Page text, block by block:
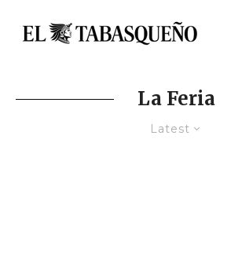
La Feria
Latest